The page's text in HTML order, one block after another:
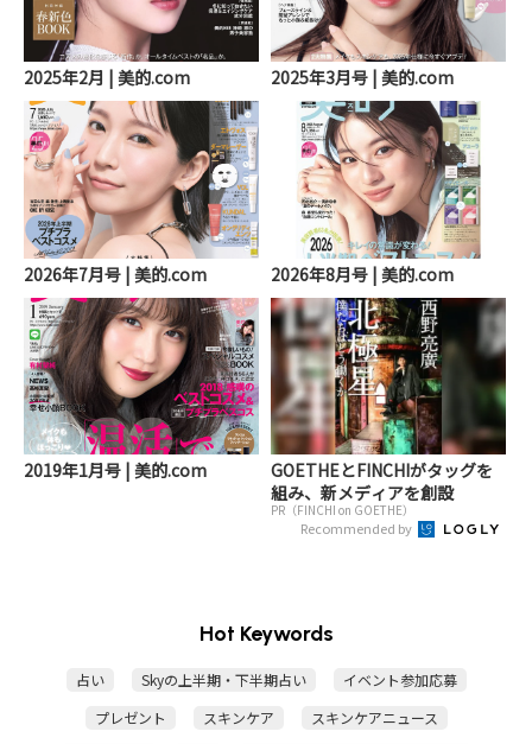
2025年2月 | 美的.com 2025年3月号 | 美的.com
2026年7月号 | 美的.com 2026年8月号 | 美的.com
2019年1月号 | 美的.com
GOETHEとFINCHIがタッグを
組み、新メディアを創設
PR（FINCHI on GOETHE）
Recommended by
Hot Keywords
占い Skyの上半期・下半期占い
イベント参加応募
プレゼント
スキンケア
スキンケアニュース